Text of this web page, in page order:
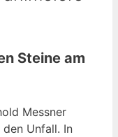
Steine am
Messner
Unfall. In